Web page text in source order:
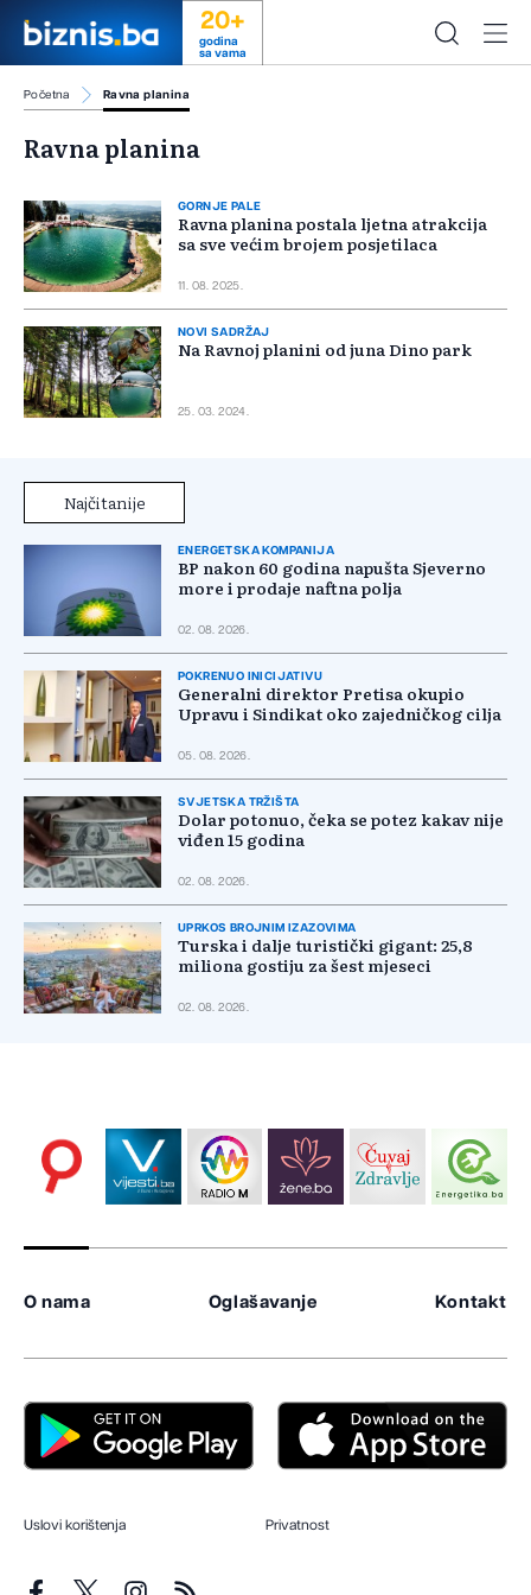
20+
godina
sa vama
Početna Ravna planina
Ravna planina
GORNJE PALE
Ravna planina postala ljetna atrakcija
sa sve većim brojem posjetilaca
11. 08. 2025.
NOVI SADRŽAJ
Na Ravnoj planini od juna Dino park
25. 03. 2024.
Najčitanije
ENERGETSKA KOMPANIJA
BP nakon 60 godina napušta Sjeverno
more i prodaje naftna polja
02. 08. 2026.
POKRENUO INICIJATIVU
Generalni direktor Pretisa okupio
Upravu i Sindikat oko zajedničkog cilja
05. 08. 2026.
SVJETSKA TRŽIŠTA
Dolar potonuo, čeka se potez kakav nije
viđen 15 godina
02. 08. 2026.
UPRKOS BROJNIM IZAZOVIMA
Turska i dalje turistički gigant: 25,8
miliona gostiju za šest mjeseci
02. 08. 2026.
O nama Oglašavanje Kontakt
Uslovi korištenja Privatnost